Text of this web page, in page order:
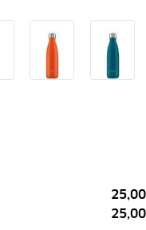
25,00
25,00